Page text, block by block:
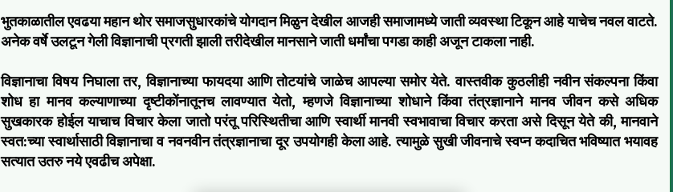
भुतकाळातील एवढया महान थोर समाजसुधारकांचे योगदान मिळुन देखील आजही समाजामध्ये जाती व्यवस्था टिकून आहे याचेच नवल वाटते.
अनेक वर्षे उलटून गेली विज्ञानाची प्रगती झाली तरीदेखील मानसाने जाती धर्मांचा पगडा काही अजून टाकला नाही.
विज्ञानाचा विषय निघाला तर, विज्ञानाच्या फायदया आणि तोटयांचे जाळेच आपल्या समोर येते. वास्तवीक कुठलीही नवीन संकल्पना किंवा
शोध हा मानव कल्याणाच्या दृष्टीकोंनातूनच लावण्यात येतो, म्हणजे विज्ञानाच्या शोधाने किंवा तंत्रज्ञानाने मानव जीवन कसे अधिक
सुखकारक होईल याचाच विचार केला जातो परंतू परिस्थितीचा आणि स्वार्थी मानवी स्वभावाचा विचार करता असे दिसून येते की, मानवाने
स्वत:च्या स्वार्थासाठी विज्ञानाचा व नवनवीन तंत्रज्ञानाचा दूर उपयोगही केला आहे. त्यामुळे सुखी जीवनाचे स्वप्न कदाचित भविष्यात भयावह
सत्यात उतरु नये एवढीच अपेक्षा.